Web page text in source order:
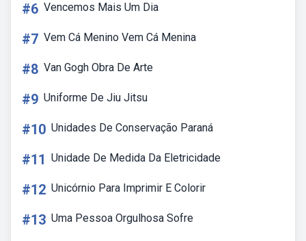
#6 Vencemos Mais Um Dia
#7 Vem Cá Menino Vem Cá Menina
#8 Van Gogh Obra De Arte
#9 Uniforme De Jiu Jitsu
#10 Unidades De Conservação Paraná
#11 Unidade De Medida Da Eletricidade
#12 Unicórnio Para Imprimir E Colorir
#13 Uma Pessoa Orgulhosa Sofre